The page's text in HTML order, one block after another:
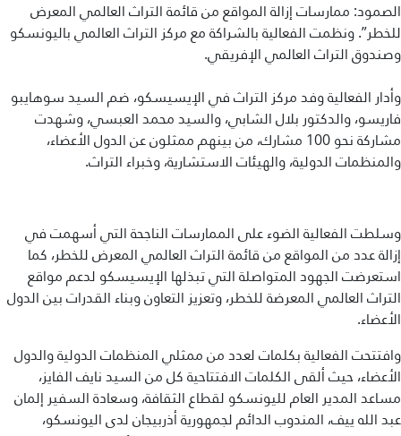
الصمود: ممارسات إزالة المواقع من قائمة التراث العالمي المعرض
للخطر”. ونظمت الفعالية بالشراكة مع مركز التراث العالمي باليونسكو
وصندوق التراث العالمي الإفريقي.
وأدار الفعالية وفد مركز التراث في الإيسيسكو، ضم السيد سوهايبو
فاريسو، والدكتور بلال الشابي، والسيد محمد العبسي، وشهدت
مشاركة نحو 100 مشارك، من بينهم ممثلون عن الدول الأعضاء،
والمنظمات الدولية، والهيئات الاستشارية، وخبراء التراث.
وسلطت الفعالية الضوء على الممارسات الناجحة التي أسهمت في
إزالة عدد من المواقع من قائمة التراث العالمي المعرض للخطر، كما
استعرضت الجهود المتواصلة التي تبذلها الإيسيسكو لدعم مواقع
التراث العالمي المعرضة للخطر، وتعزيز التعاون وبناء القدرات بين الدول
الأعضاء.
وافتتحت الفعالية بكلمات لعدد من ممثلي المنظمات الدولية والدول
الأعضاء، حيث ألقى الكلمات الافتتاحية كل من السيد نايف الفايز،
مساعد المدير العام لليونسكو لقطاع الثقافة، وسعادة السفير إلمان
عبد الله ييف، المندوب الدائم لجمهورية أذربيجان لدى اليونسكو،